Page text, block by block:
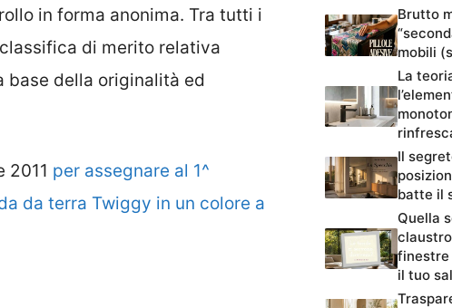
in forma anonima. Tra tutti i
di merito relativa
base della originalità ed
2011 per assegnare al 1^
da terra Twiggy in un colore a
Brutto
mobili
La
Il
batte il
Quella
finestre
il tuo